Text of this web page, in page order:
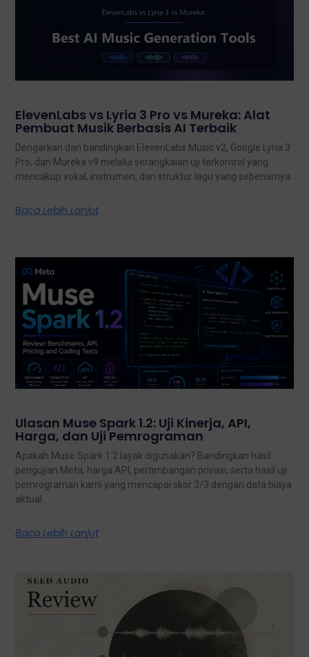
ElevenLabs vs Lyria 3 Pro vs Mureka: Alat
Pembuat Musik Berbasis AI Terbaik
Dengarkan dan bandingkan ElevenLabs Music v2, Google Lyria 3
Pro, dan Mureka v9 melalui serangkaian uji terkontrol yang
mencakup vokal, instrumen, dan struktur lagu yang sebenarnya.
Baca Lebih Lanjut
Ulasan Muse Spark 1.2: Uji Kinerja, API,
Harga, dan Uji Pemrograman
Apakah Muse Spark 1.2 layak digunakan? Bandingkan hasil
pengujian Meta, harga API, pertimbangan privasi, serta hasil uji
pemrograman kami yang mencapai skor 3/3 dengan data biaya
aktual.
Baca Lebih Lanjut